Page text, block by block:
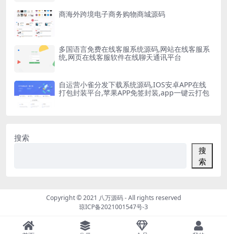
商海外跨境电子商务购物商城源码
多国语言免费在线客服系统源码,网站在线客服系
统,网页在线客服软件在线聊天通讯平台
自运营小雀分发下载系统源码,IOS安卓APP在线
打包封装平台,苹果APP免签封装,app一键云打包
搜索
搜
索
Copyright © 2021 八万源码- All rights reserved
琼ICP备2021001547号-3